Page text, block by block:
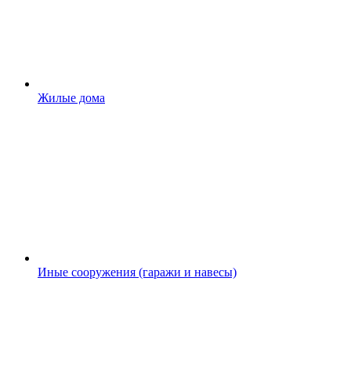
Жилые дома
Иные сооружения (гаражи и навесы)